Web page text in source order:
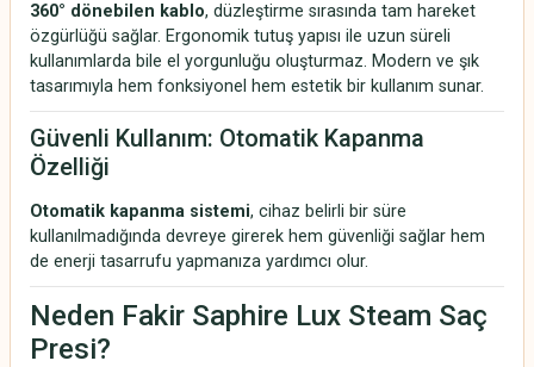
360° dönebilen kablo, düzleştirme sırasında tam hareket
özgürlüğü sağlar. Ergonomik tutuş yapısı ile uzun süreli
kullanımlarda bile el yorgunluğu oluşturmaz. Modern ve şık
tasarımıyla hem fonksiyonel hem estetik bir kullanım sunar.
Güvenli Kullanım: Otomatik Kapanma
Özelliği
Otomatik kapanma sistemi, cihaz belirli bir süre
kullanılmadığında devreye girerek hem güvenliği sağlar hem
de enerji tasarrufu yapmanıza yardımcı olur.
Neden Fakir Saphire Lux Steam Saç
Presi?